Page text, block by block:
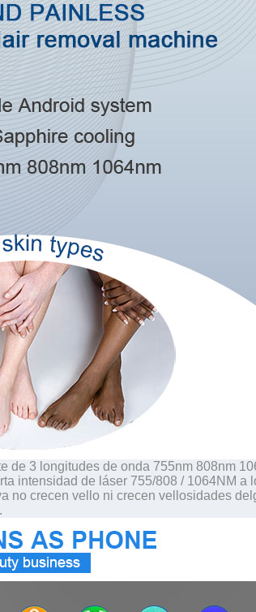
de 3 longitudes de onda 755nm 808nm
intensidad de láser 755/808 / 1064NM
no crecen vello ni crecen vellosidades